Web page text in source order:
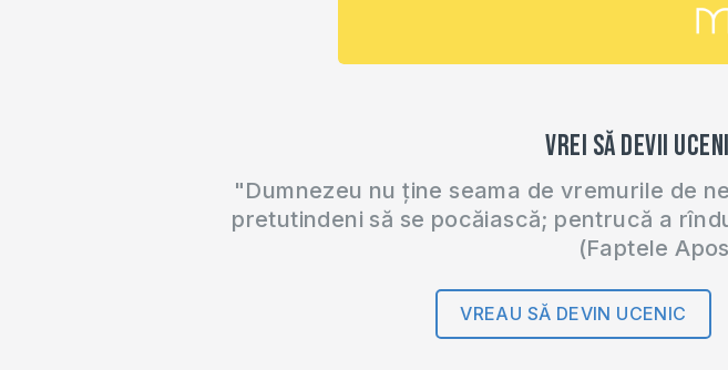
Vrei să devii
"Dumnezeu nu ține seama de vremurile de
pretutindeni să se pocăiască; pentrucă a
(Faptele
VREAU SĂ DEVIN UCENIC